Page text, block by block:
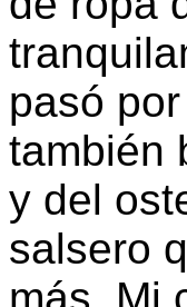
pasó
también
y del
salsero